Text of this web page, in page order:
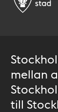
mellan
till